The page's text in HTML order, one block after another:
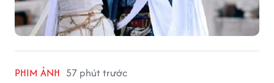
PHIM ẢNH 57 phút trước